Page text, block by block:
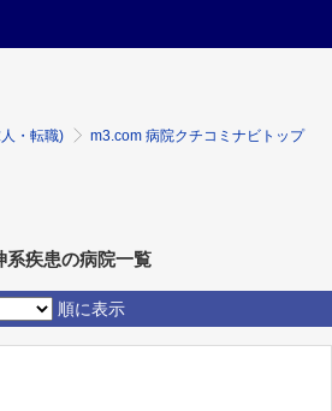
・転職)
m3.com 病院クチコミナビトップ
系疾患の病院一覧
順に表示